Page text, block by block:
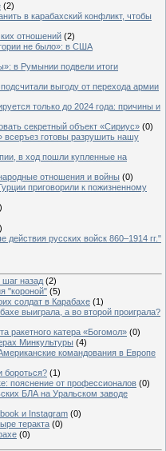
(2)
в карабахский конфликт, чтобы
отношений (2)
не было»: в США
в Румынии подвели итоги
выгоду от перехода армии
только до 2024 года: причины и
секретный объект «Сириус» (0)
всеръез готовы разрушить нашу
в ход пошли купленные на
отношения и войны (0)
приговорили к пожизненному
русских войск 860–1914 гг."
шаг назад (2)
"короной" (5)
солдат в Карабахе (1)
выиграла, а во второй проиграла?
ракетного катера «Богомол» (0)
Минкультуры (4)
командования в Европе
бороться? (1)
пояснение от профессионалов (0)
БЛА на Уральском заводе
и Instagram (0)
теракта (0)
(0)